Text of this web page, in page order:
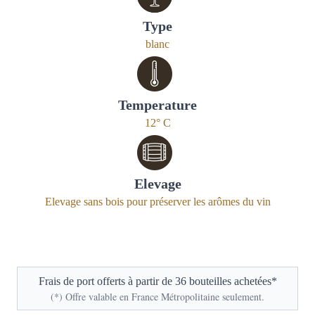
Type
blanc
Temperature
12° C
Elevage
Elevage sans bois pour préserver les arômes du vin
Frais de port offerts à partir de 36 bouteilles achetées*
(*) Offre valable en France Métropolitaine seulement.